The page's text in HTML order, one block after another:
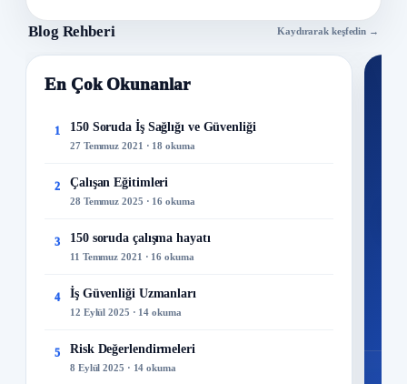
Blog Rehberi Kaydırarak keşfedin →
En Çok Okunanlar
1 150 Soruda İş Sağlığı ve Güvenliği
27 Temmuz 2021 · 18 okuma
2 Çalışan Eğitimleri
28 Temmuz 2025 · 16 okuma
3 150 soruda çalışma hayatı
11 Temmuz 2021 · 16 okuma
4 İş Güvenliği Uzmanları
12 Eylül 2025 · 14 okuma
5 Risk Değerlendirmeleri
8 Eylül 2025 · 14 okuma